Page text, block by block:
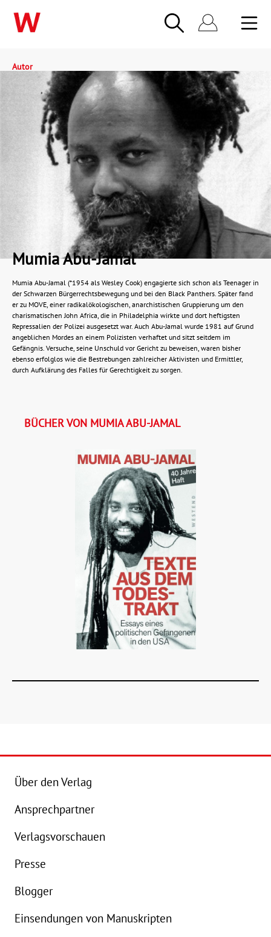
Autor
Mumia Abu-Jamal
Mumia Abu-Jamal (*1954 als Wesley Cook) engagierte sich schon als Teenager in
der Schwarzen Bürgerrechtsbewegung und bei den Black Panthers. Später fand
er zu MOVE, einer radikalökologischen, anarchistischen Gruppierung um den
charismatischen John Africa, die in Philadelphia wirkte und dort heftigsten
Repressalien der Polizei ausgesetzt war. Auch Abu-Jamal wurde 1981 auf Grund
angeblichen Mordes an einem Polizisten verhaftet und sitzt seitdem im
Gefängnis. Versuche, seine Unschuld vor Gericht zu beweisen, waren bisher
ebenso erfolglos wie die Bestrebungen zahlreicher Aktivisten und Ermittler,
durch Aufklärung des Falles für Gerechtigkeit zu sorgen.
BÜCHER VON MUMIA ABU-JAMAL
Über den Verlag
Ansprechpartner
Verlagsvorschauen
Presse
Blogger
Einsendungen von Manuskripten